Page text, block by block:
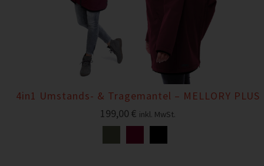
4in1 Umstands- & Tragemantel – MELLORY PLUS
199,00 € inkl. MwSt.